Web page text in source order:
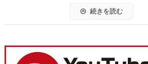
続きを読む